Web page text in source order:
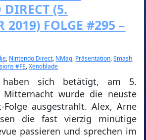
(5.
2019) FOLGE #295 –
, Nintendo Direct, NMag, Präsentation,Smash
#FE,Xenoblade
haben sich betätigt, am 5.
Mitternacht wurde die neuste
Folge ausgestrahlt. Alex, Arne
die fast vierzig minütige
passieren und sprechen im